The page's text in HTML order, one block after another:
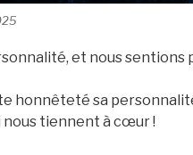
et nous sentions
honnêteté sa
nous tiennent à cœur !